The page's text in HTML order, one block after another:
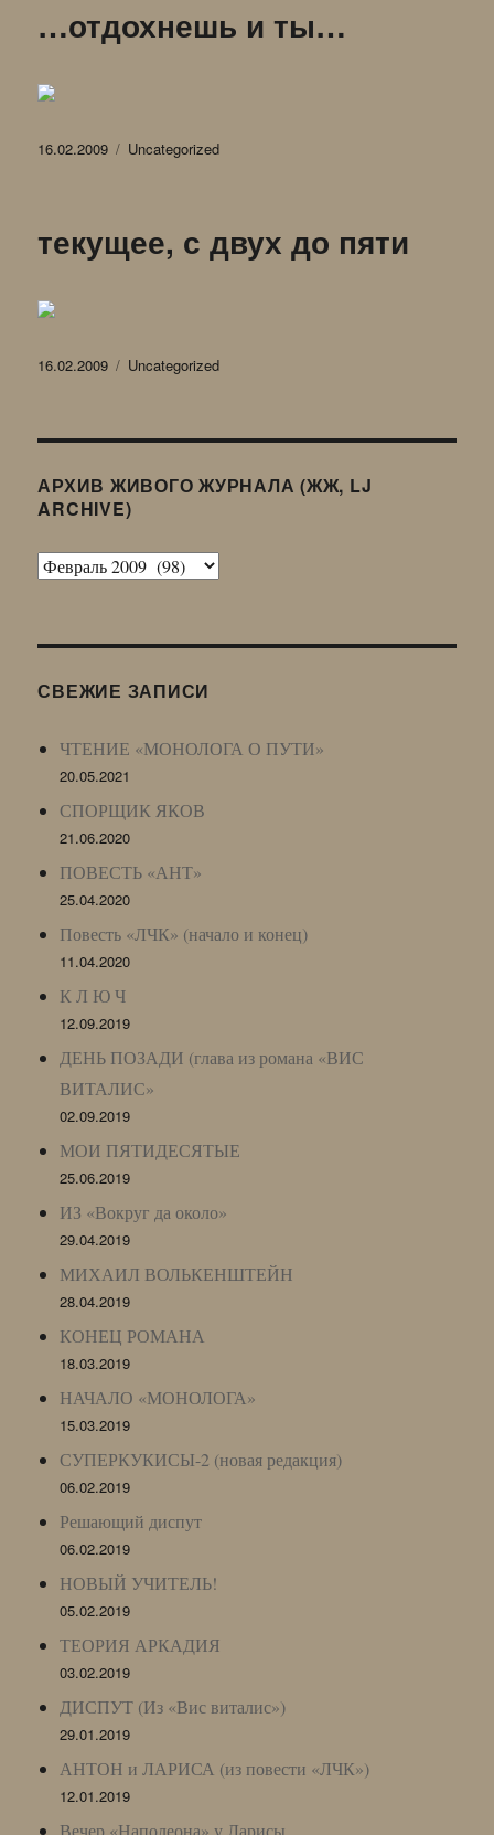
…отдохнешь и ты…
Опубликовано
16.02.2009 Рубрики
Uncategorized
текущее, с двух до пяти
Опубликовано
16.02.2009 Рубрики
Uncategorized
АРХИВ ЖИВОГО ЖУРНАЛА (ЖЖ, LJ
ARCHIVE)
Архив
LJ
СВЕЖИЕ ЗАПИСИ
ЧТЕНИЕ «МОНОЛОГА О ПУТИ»
20.05.2021
СПОРЩИК ЯКОВ
21.06.2020
ПОВЕСТЬ «АНТ»
25.04.2020
Повесть «ЛЧК» (начало и конец)
11.04.2020
К Л Ю Ч
12.09.2019
ДЕНЬ ПОЗАДИ (глава из романа «ВИС
ВИТАЛИС»
02.09.2019
МОИ ПЯТИДЕСЯТЫЕ
25.06.2019
ИЗ «Вокруг да около»
29.04.2019
МИХАИЛ ВОЛЬКЕНШТЕЙН
28.04.2019
КОНЕЦ РОМАНА
18.03.2019
НАЧАЛО «МОНОЛОГА»
15.03.2019
СУПЕРКУКИСЫ-2 (новая редакция)
06.02.2019
Решающий диспут
06.02.2019
НОВЫЙ УЧИТЕЛЬ!
05.02.2019
ТЕОРИЯ АРКАДИЯ
03.02.2019
ДИСПУТ (Из «Вис виталис»)
29.01.2019
АНТОН и ЛАРИСА (из повести «ЛЧК»)
12.01.2019
Вечер «Наполеона» у Ларисы